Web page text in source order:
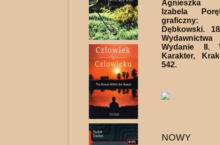
Agnieszka
Izabela
graficzny:
Dębkowski.
Wydanie II.
Karakter,
542.
NOWY